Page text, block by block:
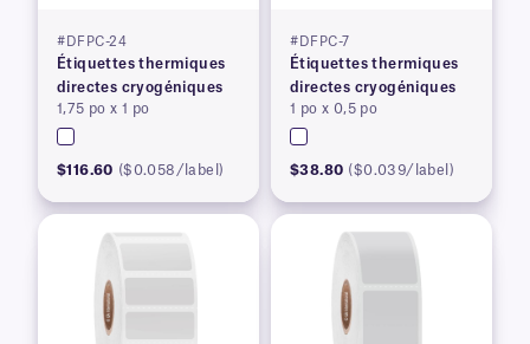
#DFPC-24
Étiquettes thermiques
directes cryogéniques
1,75 po x 1 po
$116.60 ($0.058/label)
#DFPC-7
Étiquettes thermiques
directes cryogéniques
1 po x 0,5 po
$38.80 ($0.039/label)